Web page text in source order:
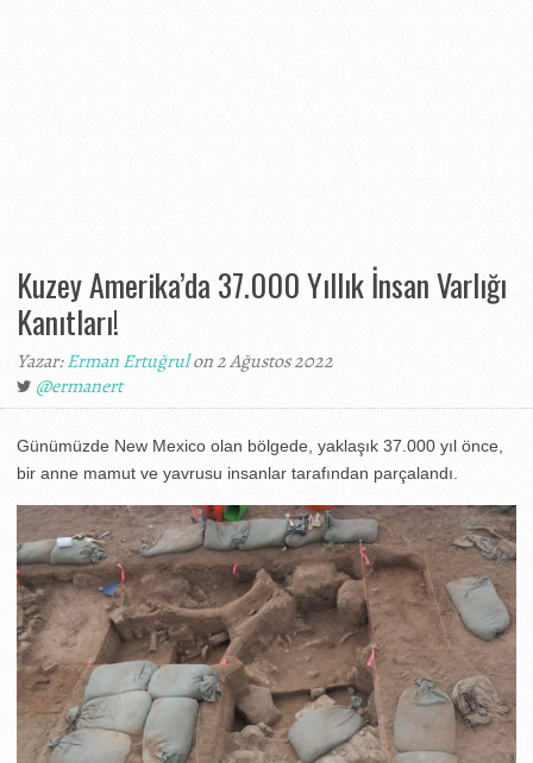
Kuzey Amerika’da 37.000 Yıllık İnsan Varlığı
Kanıtları!
Yazar:Erman Ertuğrulon 2 Ağustos 2022
@ermanert
Günümüzde New Mexico olan bölgede, yaklaşık 37.000 yıl önce,
bir anne mamut ve yavrusu insanlar tarafından parçalandı.